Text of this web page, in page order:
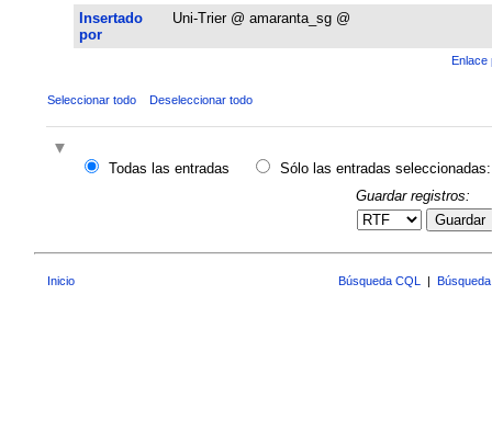
Insertado
por
Uni-Trier @ amaranta_sg @
Enlace
Seleccionar todo Deseleccionar todo
Todas las entradas
Sólo las entradas seleccionadas:
Guardar registros:
Guardar
Inicio Búsqueda CQL